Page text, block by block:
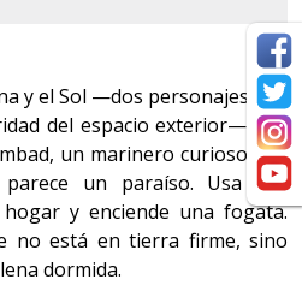
y el Sol —dos personajes que
del espacio exterior— nos
un marinero curioso que
un paraíso. Usa sus
y enciende una fogata.
no está en tierra firme, sino
dormida.